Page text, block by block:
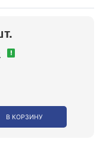
!
В КОРЗИНУ